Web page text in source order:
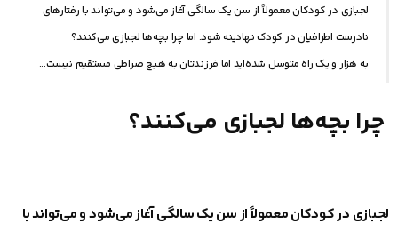
لجبازی در کودکان معمولاً از سن یک سالگی آغاز می‌شود و می‌تواند با رفتارهای
نادرست اطرافیان در کودک نهادینه شود. اما چرا بچه‌ها لجبازی می‌کنند؟
به هزار و یک راه متوسل شده‌اید اما فرزندتان به هیچ صراطی مستقیم نیست...
چرا بچه‌ها لجبازی می‌کنند؟
لجبازی در کودکان معمولاً از سن یک سالگی آغاز می‌شود و می‌تواند با